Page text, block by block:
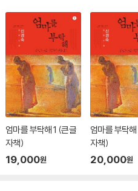
엄마를 부탁해 1 (큰글
자책)
19,000원
엄마를 부탁
자책)
20,000원